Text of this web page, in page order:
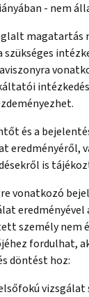
- nem
magatartás
szükséges
és a
eredményéről,
is
vonatkozó
eredményével
személy nem
fordulhat,
döntést hoz: